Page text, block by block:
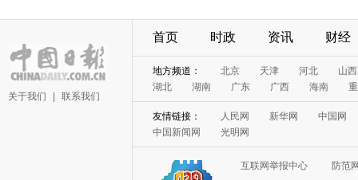
关于我们 联系我们
首页 时政 资讯 财经
互联网举报中心
防范